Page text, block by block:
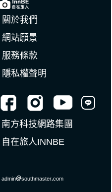
關於我們
網站願景
服務條款
隱私權聲明
南方科技網路集團
自在旅人INNBE
admin＠southmaster.com